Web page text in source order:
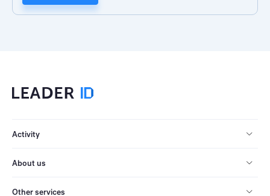
Activity
About us
Other services